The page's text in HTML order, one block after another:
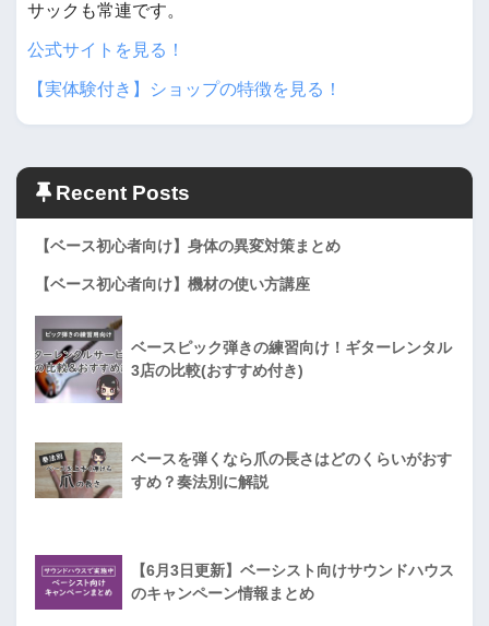
サックも常連です。
公式サイトを見る！
【実体験付き】ショップの特徴を見る！
Recent Posts
【ベース初心者向け】身体の異変対策まとめ
【ベース初心者向け】機材の使い方講座
ベースピック弾きの練習向け！ギターレンタル
3店の比較(おすすめ付き)
ベースを弾くなら爪の長さはどのくらいがおす
すめ？奏法別に解説
【6月3日更新】ベーシスト向けサウンドハウス
のキャンペーン情報まとめ